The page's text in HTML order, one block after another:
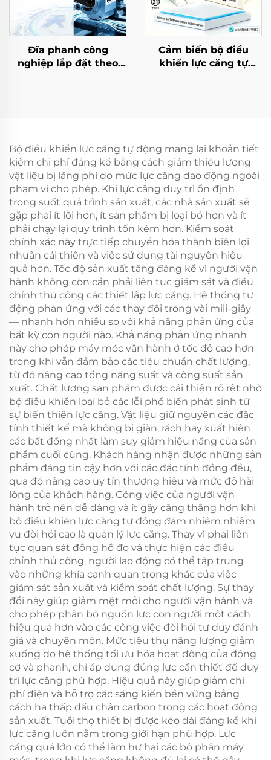
Đĩa phanh công
nghiệp lắp đặt theo
Cảm biến bộ điều
khiển lực căng tự
Bộ điều khiển lực căng tự động mang lại khoản tiết
kiệm chi phí đáng kể bằng cách giảm thiểu lượng
vật liệu bị lãng phí do mức lực căng dao động ngoài
phạm vi cho phép. Khi lực căng duy trì ổn định
trong suốt quá trình sản xuất, các nhà sản xuất sẽ
gặp phải ít lỗi hơn, ít sản phẩm bị loại bỏ hơn và ít
phải chạy lại quy trình tốn kém hơn. Kiểm soát
chính xác này trực tiếp chuyển hóa thành biên lợi
nhuận cải thiện và việc sử dụng tài nguyên hiệu
quả hơn. Tốc độ sản xuất tăng đáng kể vì người vận
hành không còn cần phải liên tục giám sát và điều
chỉnh thủ công các thiết lập lực căng. Hệ thống tự
động phản ứng với các thay đổi trong vài mili-giây
— nhanh hơn nhiều so với khả năng phản ứng của
bất kỳ con người nào. Khả năng phản ứng nhanh
này cho phép máy móc vận hành ở tốc độ cao hơn
trong khi vẫn đảm bảo các tiêu chuẩn chất lượng,
từ đó nâng cao tổng năng suất và công suất sản
xuất. Chất lượng sản phẩm được cải thiện rõ rệt nhờ
bộ điều khiển loại bỏ các lỗi phổ biến phát sinh từ
sự biến thiên lực căng. Vật liệu giữ nguyên các đặc
tính thiết kế mà không bị giãn, rách hay xuất hiện
các bất đồng nhất làm suy giảm hiệu năng của sản
phẩm cuối cùng. Khách hàng nhận được những sản
phẩm đáng tin cậy hơn với các đặc tính đồng đều,
qua đó nâng cao uy tín thương hiệu và mức độ hài
lòng của khách hàng. Công việc của người vận
hành trở nên dễ dàng và ít gây căng thẳng hơn khi
bộ điều khiển lực căng tự động đảm nhiệm nhiệm
vụ đòi hỏi cao là quản lý lực căng. Thay vì phải liên
tục quan sát đồng hồ đo và thực hiện các điều
chỉnh thủ công, người lao động có thể tập trung
vào những khía cạnh quan trọng khác của việc
giám sát sản xuất và kiểm soát chất lượng. Sự thay
đổi này giúp giảm mệt mỏi cho người vận hành và
cho phép phân bổ nguồn lực con người một cách
hiệu quả hơn vào các công việc đòi hỏi tư duy đánh
giá và chuyên môn. Mức tiêu thụ năng lượng giảm
xuống do hệ thống tối ưu hóa hoạt động của động
cơ và phanh, chỉ áp dụng đúng lực cần thiết để duy
trì lực căng phù hợp. Hiệu quả này giúp giảm chi
phí điện và hỗ trợ các sáng kiến bền vững bằng
cách hạ thấp dấu chân carbon trong các hoạt động
sản xuất. Tuổi thọ thiết bị được kéo dài đáng kể khi
lực căng luôn nằm trong giới hạn phù hợp. Lực
căng quá lớn có thể làm hư hại các bộ phận máy